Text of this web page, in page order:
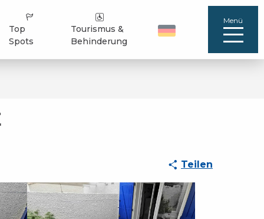
Top
Spots
Tourismus &
Behinderung
Menü
Teilen